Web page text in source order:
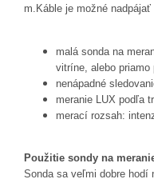
m.Káble je možné
malá sonda na
vitríne, alebo
nenápadné
meranie LUX podľa
merací rozsah:
Použitie sondy na
Sonda sa veľmi dobre hodí